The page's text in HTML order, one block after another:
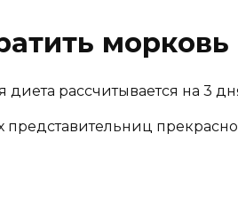
рассчитывается на 3